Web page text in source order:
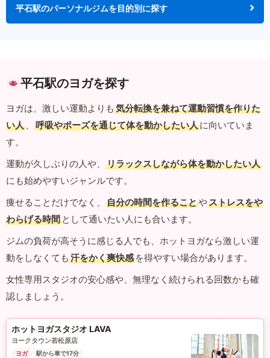
平石駅のパーソナルジムを目的別に探す
平石駅のヨガを探す
ヨガは、激しい運動よりも 気分転換を兼ねて運動習慣を作りた
い人 、 呼吸やポーズを通じて体を動かしたい人に向いていま
す。
運動が久しぶりの人や、
リラックスしながら体を動かしたい人
にも始めやすいジャンルです。
痩せることだけでなく、
自分の時間を作ることやストレスをや
わらげる時間 として通いたい人にも合います。
ジムの負荷が高そうに感じる人でも、ホットヨガなら激しい運
動をしなくても 汗をかく爽快感 を得やすい場合があります。
女性専用スタジオの安心感や、無理なく続けられる回数かも確
認しましょう。
ホットヨガスタジオ LAVA
ヨークタウン若松原店
ヨガ
駅から車で17分